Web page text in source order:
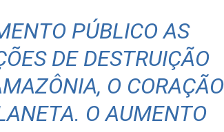
PÚBLICO AS
DE DESTRUIÇÃO
O CORAÇÃO
O AUMENTO